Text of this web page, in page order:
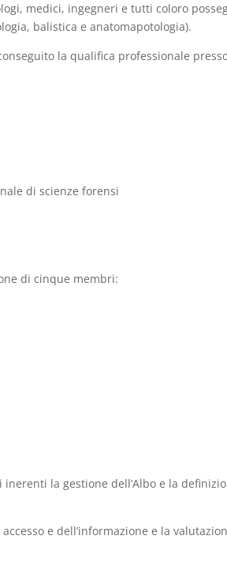
medici, ingegneri e tutti coloro
balistica e anatomapotologia).
la qualifica professionale
di scienze forensi
di cinque membri:
la gestione dell’Albo e la
e dell’informazione e la